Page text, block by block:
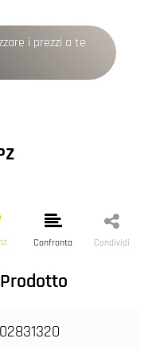
i prezzi a te
Confronta Condividi